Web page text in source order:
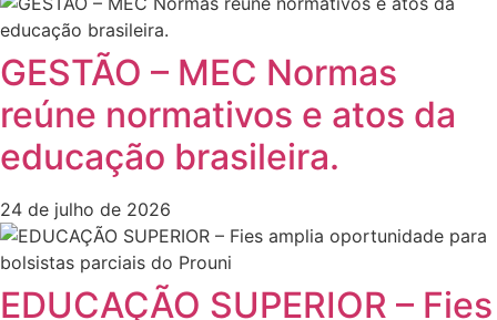
GESTÃO – MEC Normas
reúne normativos e atos da
educação brasileira.
24 de julho de 2026
EDUCAÇÃO SUPERIOR – Fies